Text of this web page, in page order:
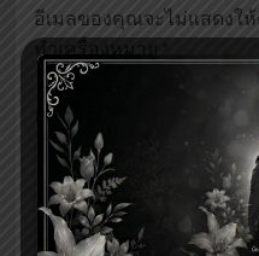
อีเมลของคุณจะไม่แสดงใ
ทำเครื่องหมาย
ความเห็น